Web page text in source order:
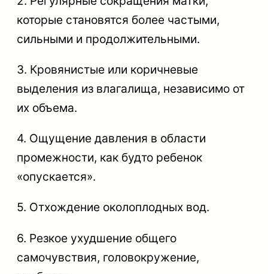
которые становятся более частыми,
сильными и продолжительными.
3. Кровянистые или коричневые
выделения из влагалища, независимо от
их объема.
4. Ощущение давления в области
промежности, как будто ребенок
«опускается».
5. Отхождение околоплодных вод.
6. Резкое ухудшение общего
самочувствия, головокружение,